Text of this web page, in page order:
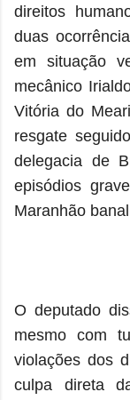
direitos
duas
em situação
mecânico
Vitória do
resgate
delegacia de
episódios
Maranhão
O deputado
mesmo com
violações dos
culpa direta